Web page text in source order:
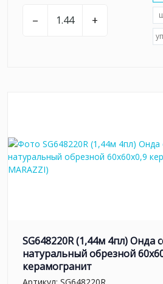
– +
SG648220R (1,44м 4пл) Онда
натуральный обрезной
керамогранит